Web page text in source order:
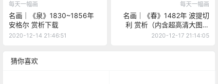
每天一幅画
名画｜《泉》1830~1856年
安格尔 赏析下载
2020-12-14 21:46:51
每天一幅画
名画｜《春》1482年 波提切
利 赏析（内含超高清大图下
载）
2020-12-17 21:14:05
猜你喜欢